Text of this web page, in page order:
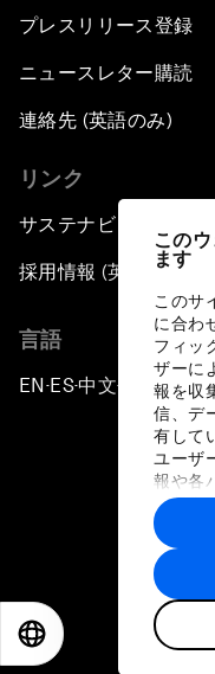
この
ます
このサ
に合わ
フィッ
ザーに
報を収
信、デ
有して
ユーザ
報や各
に収集
トナー
す。
プレスリリース登録
ニュースレター購読
連絡先 (英語のみ)
リンク
サステナビリティへの
採用情報 (英語のみ)
言語
EN ▪ES▪中文▪ 日本語
プライバ
©